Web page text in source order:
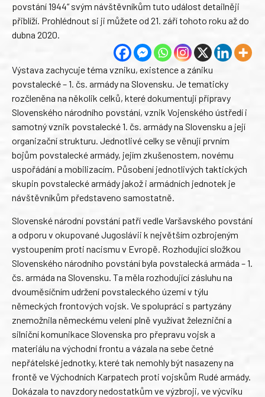
povstání 1944“ svým návštěvníkům tuto událost detailněji
přiblíží. Prohlédnout si ji můžete od 21. září tohoto roku až do
dubna 2020.
Výstava zachycuje téma vzniku, existence a zániku
povstalecké – 1. čs. armády na Slovensku. Je tematicky
rozčleněna na několik celků, které dokumentují přípravy
Slovenského národního povstání, vznik Vojenského ústředí i
samotný vznik povstalecké 1. čs. armády na Slovensku a její
organizační strukturu. Jednotlivé celky se věnují prvním
bojům povstalecké armády, jejím zkušenostem, novému
uspořádání a mobilizacím. Působení jednotlivých taktických
skupin povstalecké armády jakož i armádních jednotek je
návštěvníkům představeno samostatně.
Slovenské národní povstání patří vedle Varšavského povstání
a odporu v okupované Jugoslávii k největším ozbrojeným
vystoupením proti nacismu v Evropě. Rozhodující složkou
Slovenského národního povstání byla povstalecká armáda – 1.
čs. armáda na Slovensku. Ta měla rozhodující zásluhu na
dvouměsíčním udržení povstaleckého území v týlu
německých frontových vojsk. Ve spolupráci s partyzány
znemožnila německému velení plně využívat železniční a
silniční komunikace Slovenska pro přepravu vojsk a
materiálu na východní frontu a vázala na sebe četné
nepřátelské jednotky, které tak nemohly být nasazeny na
frontě ve Východních Karpatech proti vojskům Rudé armády.
Dokázala to navzdory nedostatkům ve výzbroji, ve výcviku